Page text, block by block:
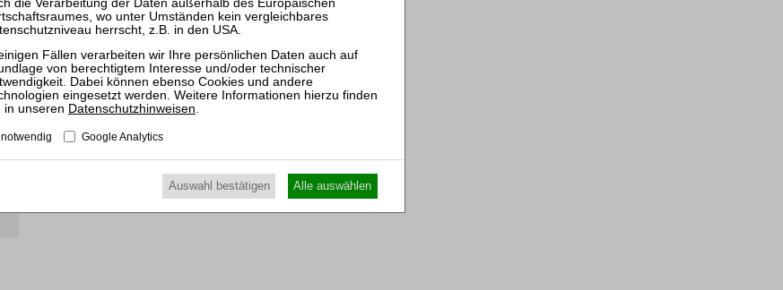
Datenschutzhinweisen.
notwendig Google Analytics
Auswahl bestätigen Alle auswählen